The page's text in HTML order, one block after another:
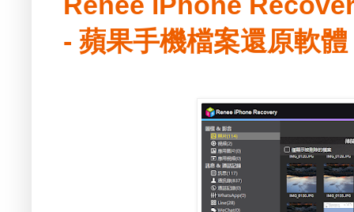
- 蘋果手機檔案還原軟體